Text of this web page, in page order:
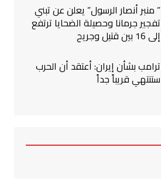
” منبر أنصار الرسول” يعلن عن تبني
تفجير جرمانا وحصيلة الضحايا ترتفع
إلى 16 بين قتيل وجريح
ترامب بشأن إيران: أعتقد أن الحرب
ستنتهي قريباً جداً